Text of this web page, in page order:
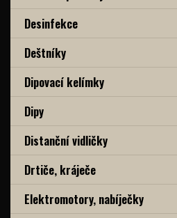
Desinfekce
Deštníky
Dipovací kelímky
Dipy
Distanční vidličky
Drtiče, kráječe
Elektromotory, nabíječky